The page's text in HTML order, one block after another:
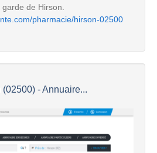
de Hirson.
pharmacie/hirson-02500
- Annuaire...